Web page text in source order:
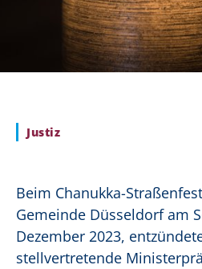
Justiz
Beim Chanukka-
Gemeinde Düsseldorf am
Dezember 2023,
stellvertretende